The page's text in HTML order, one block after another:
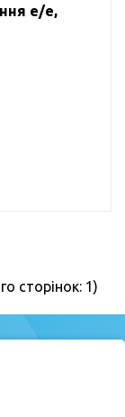
е/е,
сторінок: 1)